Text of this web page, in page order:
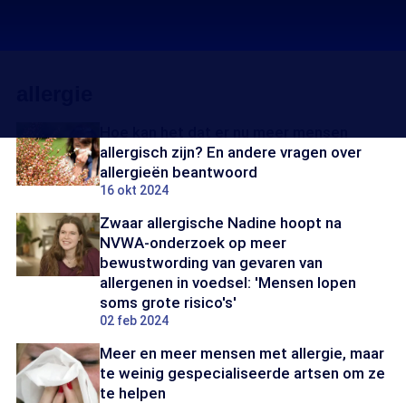
allergisch zijn? En andere vragen over
allergieën beantwoord
16 okt 2024
Zwaar allergische Nadine hoopt na
NVWA-onderzoek op meer
bewustwording van gevaren van
allergenen in voedsel: 'Mensen lopen
soms grote risico's'
02 feb 2024
Meer en meer mensen met allergie, maar
te weinig gespecialiseerde artsen om ze
te helpen